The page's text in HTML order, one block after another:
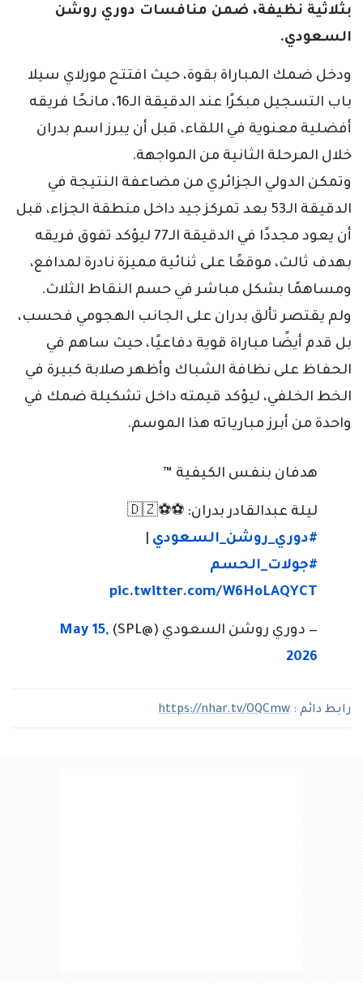
بثلاثية نظيفة، ضمن منافسات دوري روشن
السعودي.
ودخل ضمك المباراة بقوة، حيث افتتح مورلاي سيلا
باب التسجيل مبكرًا عند الدقيقة الـ16، مانحًا فريقه
أفضلية معنوية في اللقاء، قبل أن يبرز اسم بدران
خلال المرحلة الثانية من المواجهة.
وتمكن الدولي الجزائري من مضاعفة النتيجة في
الدقيقة الـ53 بعد تمركز جيد داخل منطقة الجزاء، قبل
أن يعود مجددًا في الدقيقة الـ77 ليؤكد تفوق فريقه
بهدف ثالث، موقعًا على ثنائية مميزة نادرة لمدافع،
ومساهمًا بشكل مباشر في حسم النقاط الثلاث.
ولم يقتصر تألق بدران على الجانب الهجومي فحسب،
بل قدم أيضًا مباراة قوية دفاعيًا، حيث ساهم في
الحفاظ على نظافة الشباك وأظهر صلابة كبيرة في
الخط الخلفي، ليؤكد قيمته داخل تشكيلة ضمك في
واحدة من أبرز مبارياته هذا الموسم.
هدفان بنفس الكيفية ™️
ليلة عبدالقادر بدران: ⚽️⚽️🇩🇿
#دوري_روشن_السعودي
#جولات_الحسم
pic.twitter.com/W6HoLAQYCT
— دوري روشن السعودي (@SPL)
May 15,
2026
رابط دائم : https://nhar.tv/OQCmw